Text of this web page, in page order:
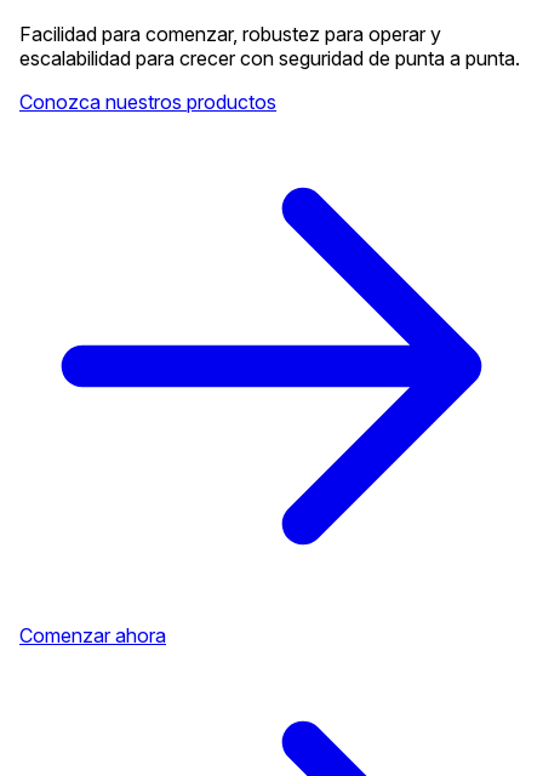
Facilidad para comenzar, robustez para operar y
escalabilidad para crecer con seguridad de punta a punta.
Conozca nuestros productos
Comenzar ahora